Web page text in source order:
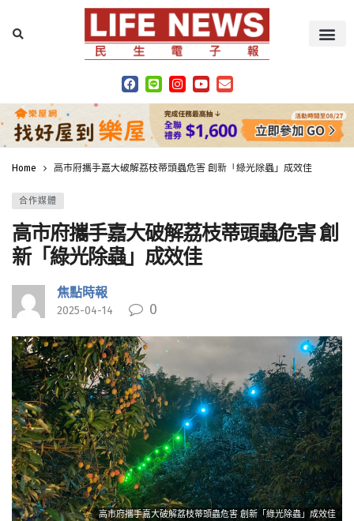
Home 高市府攜手嘉大破解荔枝蒂頭蟲危害 創新「綠光除蟲」成效佳
合作媒體
高市府攜手嘉大破解荔枝蒂頭蟲危害 創
新「綠光除蟲」成效佳
焦點時報
2025-04-14 0
高市府攜手嘉大破解荔枝蒂頭蟲危害 創新「綠光除蟲」成效佳